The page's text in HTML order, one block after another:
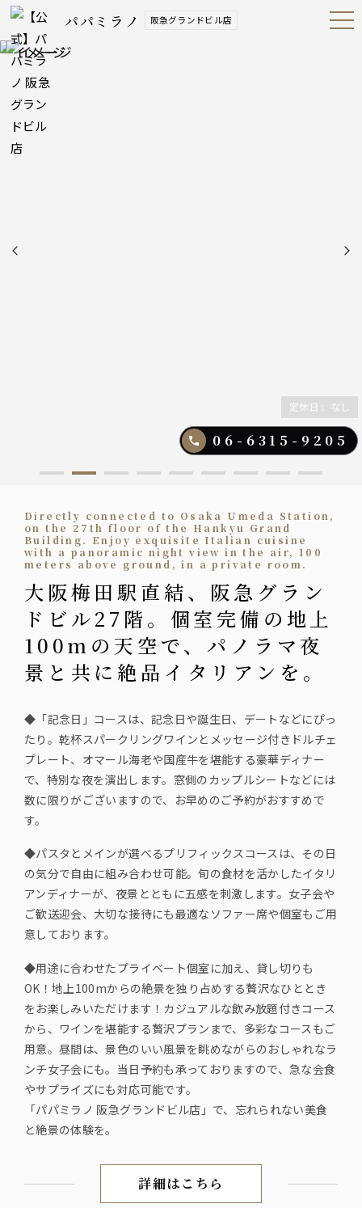
パパミラノ 阪急グランドビル店 Open
Navig
06-6315-9205
定休日 : なし
Directly connected to Osaka Umeda Station,
on the 27th floor of the Hankyu Grand
Building. Enjoy exquisite Italian cuisine
with a panoramic night view in the air, 100
meters above ground, in a private room.
大阪梅田駅直結、阪急グラン
ドビル27階。個室完備の地上
100mの天空で、パノラマ夜
景と共に絶品イタリアンを。
◆「記念日」コースは、記念日や誕生日、デートなどにぴっ
たり。乾杯スパークリングワインとメッセージ付きドルチェ
プレート、オマール海老や国産牛を堪能する豪華ディナー
で、特別な夜を演出します。窓側のカップルシートなどには
数に限りがございますので、お早めのご予約がおすすめで
す。
◆パスタとメインが選べるプリフィックスコースは、その日
の気分で自由に組み合わせ可能。旬の食材を活かしたイタリ
アンディナーが、夜景とともに五感を刺激します。女子会や
ご歓送迎会、大切な接待にも最適なソファー席や個室もご用
意しております。
◆用途に合わせたプライベート個室に加え、貸し切りも
OK！地上100mからの絶景を独り占めする贅沢なひととき
をお楽しみいただけます！カジュアルな飲み放題付きコース
から、ワインを堪能する贅沢プランまで、多彩なコースもご
用意。昼間は、景色のいい風景を眺めながらのおしゃれなラ
ンチ女子会にも。当日予約も承っておりますので、急な会食
やサプライズにも対応可能です。
「パパミラノ 阪急グランドビル店」で、忘れられない美食
と絶景の体験を。
大阪梅田駅直結、阪急グラ
詳細はこちら